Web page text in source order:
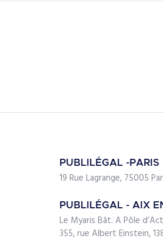
PUBLILÉGAL -PARIS
19 Rue Lagrange, 75005
PUBLILÉGAL - AIX
Le Myaris Bât. A Pôle
355, rue Albert Einstein,